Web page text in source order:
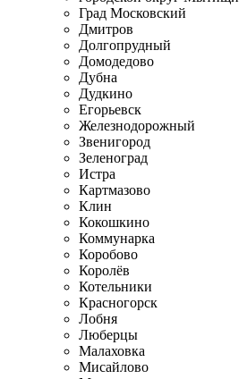
Град Московский
Дмитров
Долгопрудный
Домодедово
Дубна
Дудкино
Егорьевск
Железнодорожный
Звенигород
Зеленоград
Истра
Картмазово
Клин
Кокошкино
Коммунарка
Коробово
Королёв
Котельники
Красногорск
Лобня
Люберцы
Малаховка
Мисайлово